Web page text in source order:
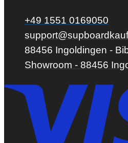
+49 1551 0169050
88456 Ingoldingen -
Showroom - 88456